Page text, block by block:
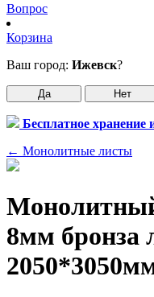
Вопрос
Корзина
Ваш город: Ижевск?
Да Нет
Бесплатное хранение
← Монолитные листы
8мм бронза